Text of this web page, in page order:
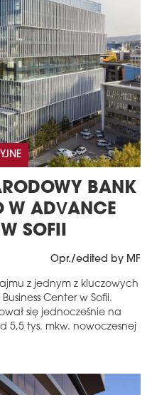
BANK
W ADVANCE
SOFII
Opr./edited by MF
z jednym z kluczowych
Center w Sofii.
się jednocześnie na
5,5 tys. mkw. nowoczesnej